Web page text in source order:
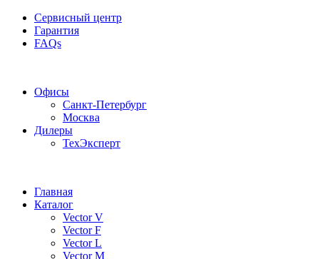
Сервисный центр
Гарантия
FAQs
Офисы
Санкт-Петербург
Москва
Дилеры
ТехЭксперт
Главная
Каталог
Vector V
Vector F
Vector L
Vector M